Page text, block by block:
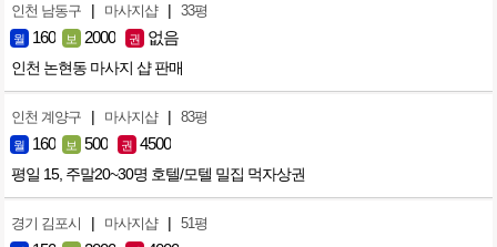
인천 남동구 | 마사지샵 | 33평
월 160 보 2000 권 없음
인천 논현동 마사지 샵 판매
인천 계양구 | 마사지샵 | 83평
월 160 보 500 권 4500
평일 15, 주말20~30명 호텔/모텔 밀집 먹자상권
경기 김포시 | 마사지샵 | 51평